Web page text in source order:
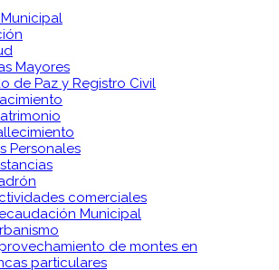
Mayores
de Paz y Registro Civil
Personales
comerciales
Municipal
de montes en
particulares